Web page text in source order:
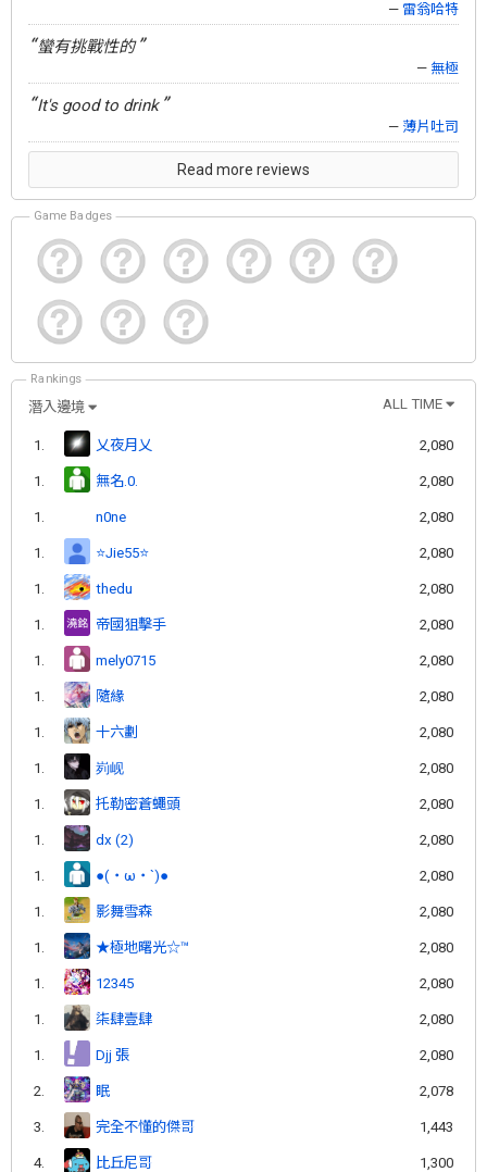
— 雷翁哈特
“蠻有挑戰性的 ”
— 無極
“It's good to drink ”
— 薄片吐司
Read more reviews
Game Badges
Rankings
潛入邊境 ALL TIME
1. 乂夜月乂 2,080
1. 無名.0. 2,080
1. n0ne 2,080
1. ⭐️Jie55⭐️ 2,080
1. thedu 2,080
1. 帝國狙擊手 2,080
1. mely0715 2,080
1. 隨緣 2,080
1. 十六劃 2,080
1. 峛岘 2,080
1. 托勒密蒼蠅頭 2,080
1. dx (2) 2,080
1. ●(・ω・`)● 2,080
1. 影舞雪森 2,080
1. ★極地曙光☆™ 2,080
1. 12345 2,080
1. 柒肆壹肆 2,080
1. Djj 張 2,080
2. 眠 2,078
3. 完全不懂的傑哥 1,443
4. 比丘尼哥 1,300